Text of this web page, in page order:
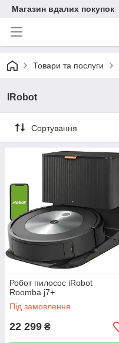
Магазин вдалих покупок
Товари та послуги
IRobot
Сортування
Робот пилосос iRobot
Roomba j7+
Під замовлення
22 299 ₴